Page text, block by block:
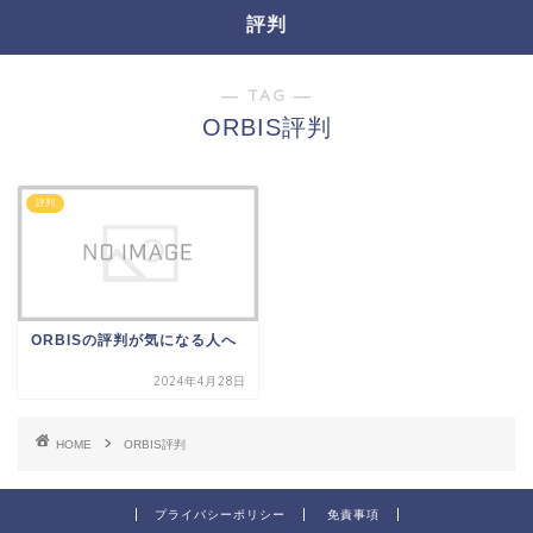
評判
― TAG ―
ORBIS評判
評判
ORBISの評判が気になる人へ
2024年4月28日
HOME ORBIS評判
プライバシーポリシー 免責事項